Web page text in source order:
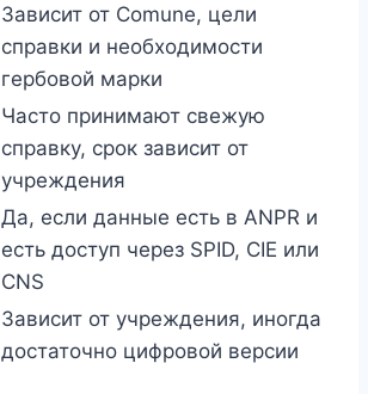
Зависит от Comune, цели
справки и необходимости
гербовой марки
Часто принимают свежую
справку, срок зависит от
учреждения
Да, если данные есть в ANPR и
есть доступ через SPID, CIE или
CNS
Зависит от учреждения, иногда
достаточно цифровой версии